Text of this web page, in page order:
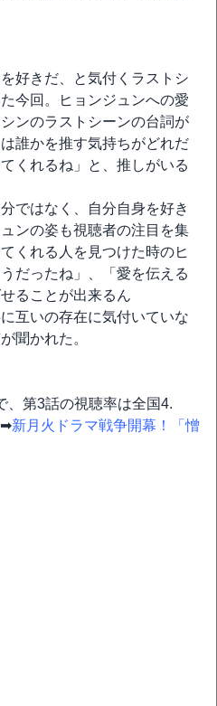
好きだ、と気付くラストシ
今回。ヒョンジュンへの愛
ンのラストシーンの台詞が
誰かを推す気持ちがどれだ
くれるね」と、推しがいる
ではなく、自分自身を好き
ンの姿も視聴者の注目を集
くれる人を見つけた時のヒ
だったね」、「愛を伝える
ることが出来るん
互いの存在に気付いていな
聞かれた。
、第3話の視聴率は全国4.
➡新月火ドラマ戦争開幕！「憎